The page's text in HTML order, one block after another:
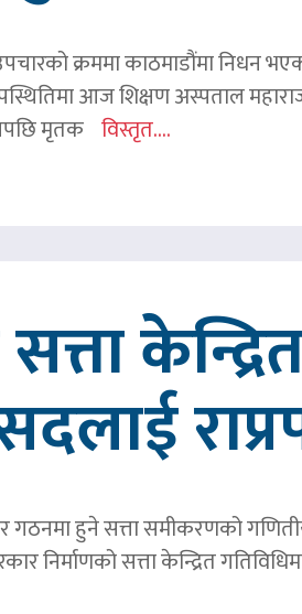
क्रममा काठमाडौंमा निधन
आज शिक्षण अस्पताल
मृतक विस्तृत....
गठनमा हुने सत्ता समीकरणको
सत्ता केन्द्रित